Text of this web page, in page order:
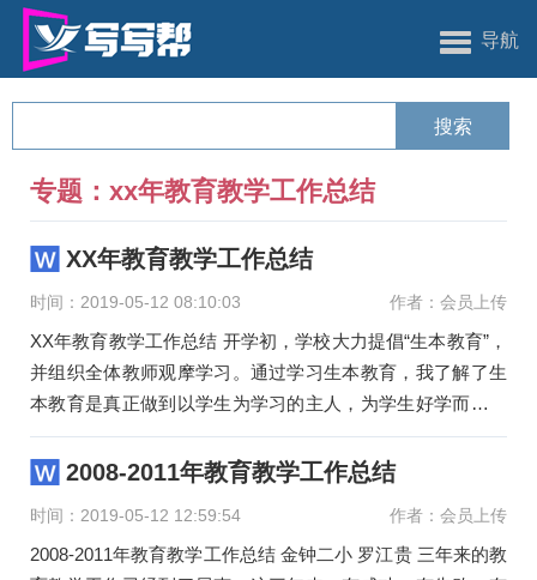
导航
专题：xx年教育教学工作总结
XX年教育教学工作总结
时间：2019-05-12 08:10:03 作者：会员上传
XX年教育教学工作总结 开学初，学校大力提倡“生本教育”，
并组织全体教师观摩学习。通过学习生本教育，我了解了生
本教育是真正做到以学生为学习的主人，为学生好学而设计
的教育，是
2008-2011年教育教学工作总结
时间：2019-05-12 12:59:54 作者：会员上传
2008-2011年教育教学工作总结 金钟二小 罗江贵 三年来的教